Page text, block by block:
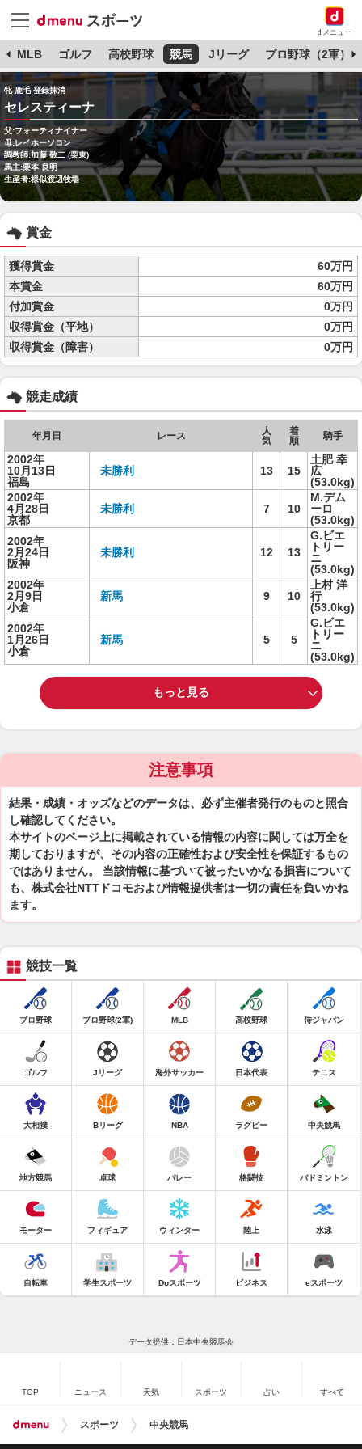
dメニュー
MLB ゴルフ 高校野球 競馬 Jリーグ プロ野球（2軍）
牝 鹿毛 登録抹消
セレスティーナ
父:フォーティナイナー
母:レイホーソロン
調教師:加藤 敬二 (栗東)
馬主:栗本 良明
生産者:様似渡辺牧場
賞金
獲得賞金
60万円
本賞金
60万円
付加賞金
0万円
収得賞金（平地）
0万円
収得賞金（障害）
0万円
競走成績
年月日 レース
人
気
着
順
騎手
2002年
10月13日
福島
未勝利 13 15
土肥 幸
広
(53.0kg)
2002年
4月28日
京都
未勝利 7 10
M.デム
ーロ
(53.0kg)
2002年
2月24日
阪神
未勝利 12 13
G.ビエ
トリー
ニ
(53.0kg)
2002年
2月9日
小倉
新馬 9 10
上村 洋
行
(53.0kg)
2002年
1月26日
小倉
新馬 5 5
G.ビエ
トリー
ニ
(53.0kg)
もっと見る
注意事項
結果・成績・オッズなどのデータは、必ず主催者発行のものと照合
し確認してください。
本サイトのページ上に掲載されている情報の内容に関しては万全を
期しておりますが、その内容の正確性および安全性を保証するもの
ではありません。 当該情報に基づいて被ったいかなる損害について
も、株式会社NTTドコモおよび情報提供者は一切の責任を負いかね
ます。
競技一覧
プロ野球 プロ野球(2軍) MLB 高校野球 侍ジャパン
ゴルフ Jリーグ 海外サッカー 日本代表 テニス
大相撲 Bリーグ NBA ラグビー 中央競馬
地方競馬 卓球 バレー 格闘技 バドミントン
モーター フィギュア ウィンター 陸上 水泳
自転車 学生スポーツ Doスポーツ ビジネス eスポーツ
データ提供：日本中央競馬会
TOP ニュース 天気 スポーツ 占い すべて
スポーツ 中央競馬